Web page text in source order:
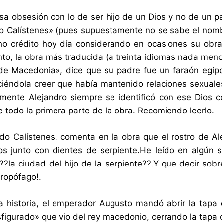
obsesión con lo de ser hijo de un Dios y no de un
Calístenes» (pues supuestamente no se sabe el
crédito hoy día considerando en ocasiones su
la obra más traducida (a treinta idiomas nada
Macedonia», dice que su padre fue un faraón
creer que había mantenido relaciones
Alejandro siempre se identificó con ese Dios
todo la primera parte de la obra. Recomiendo leerlo.
Calístenes, comenta en la obra que el rostro de
junto con dientes de serpiente.He leído en algún
ciudad del hijo de la serpiente??.Y que decir
historia, el emperador Augusto mandó abrir la
que vio del rey macedonio, cerrando la tapa